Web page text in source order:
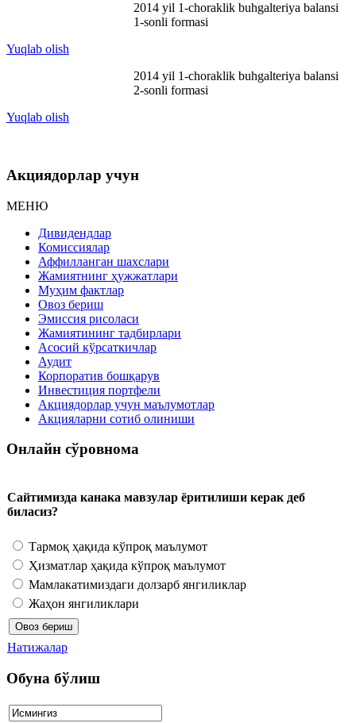
2014 yil 1-choraklik buhgalteriya balansi
1-sonli formasi
Yuqlab olish
2014 yil 1-choraklik buhgalteriya balansi
2-sonli formasi
Yuqlab olish
Акциядорлар учун
МЕНЮ
Дивидендлар
Комиссиялар
Аффилланган шахслари
Жамиятнинг ҳужжатлари
Муҳим фактлар
Овоз бериш
Эмиссия рисоласи
Жамиятининг тадбирлари
Асосий кўрсаткичлар
Аудит
Корпоратив бошқарув
Инвестиция портфели
Акциядорлар учун маълумотлар
Акцияларни сотиб олиниши
Онлайн сўровнома
Сайтимизда канака мавзулар ёритилиши керак деб
биласиз?
Тармоқ ҳақида кўпроқ маълумот
Ҳизматлар ҳақида кўпроқ маълумот
Мамлакатимиздаги долзарб янгиликлар
Жаҳон янгиликлари
Натижалар
Обуна бўлиш